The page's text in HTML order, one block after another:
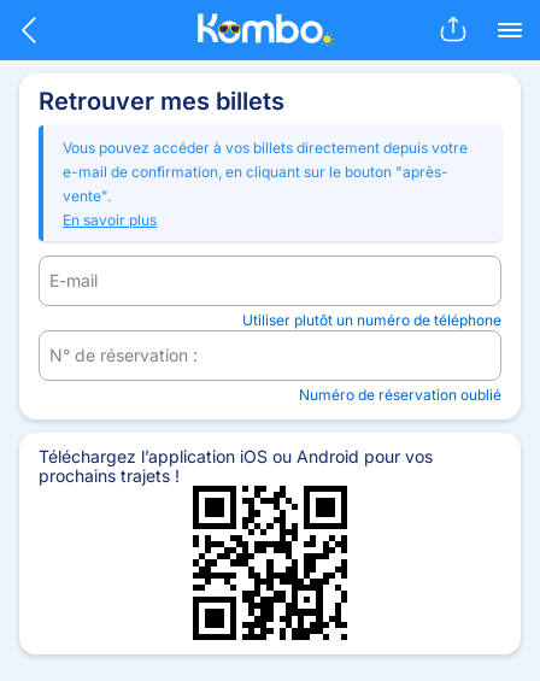
Skip to main content
Retrouver mes billets
Vous pouvez accéder à vos billets directement depuis votre
e-mail de confirmation, en cliquant sur le bouton "après-
vente".
En savoir plus
E-mail
Utiliser plutôt un numéro de téléphone
N° de réservation :
Numéro de réservation oublié
Téléchargez l’application iOS ou Android pour vos
prochains trajets !